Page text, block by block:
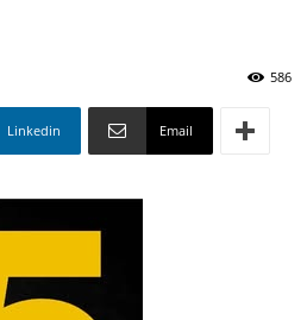
586
Linkedin Email